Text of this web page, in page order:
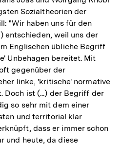
Sozialtheorien der
"Wir haben uns für den
entschieden, weil uns der
Englischen übliche Begriff
Unbehagen bereitet. Mit
gegenüber der
linke, 'kritische' normative
Doch ist (...) der Begriff der
so sehr mit dem einer
und territorial klar
dass er immer schon
und heute, da diese